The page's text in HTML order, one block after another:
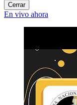
Cerrar
En vivo ahora